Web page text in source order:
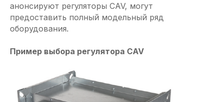
анонсируют регуляторы CAV, могут
предоставить полный модельный ряд
оборудования.
Пример выбора регулятора CAV